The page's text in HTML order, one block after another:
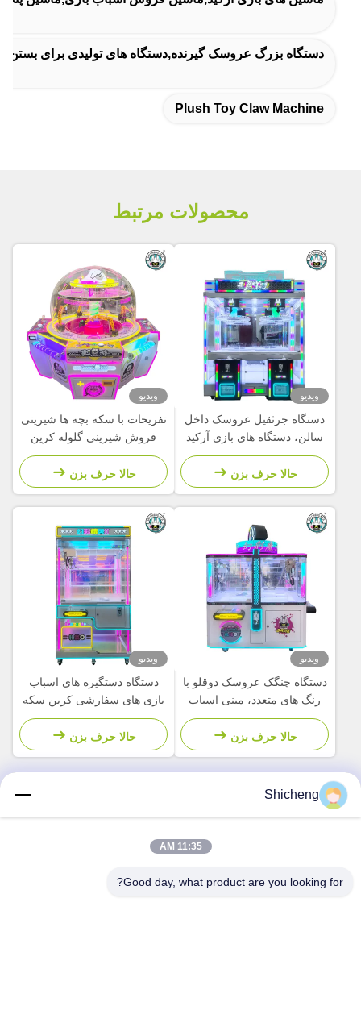
دستگاه بزرگ عروسک گیرنده,دستگاه های تولیدی برای
Plush Toy Claw Machine
محصولات مرتبط
ویدیو
دستگاه جرثقیل عروسک داخل
سالن، دستگاه های بازی آرکید
سکه ای، جرثقیل چنگکی
اسباب بازی کودکان
حالا حرف بزن
ویدیو
تفریحات با سکه بچه ها شیرینی
فروش شیرینی گلوله کرین
گرفتن شیرینی ماشین بازی
حالا حرف بزن
ویدیو
دستگاه چنگک عروسک دوقلو با
رنگ های متعدد، مینی اسباب
بازی، دستگاه جرثقیل چنگکی
حالا حرف بزن
ویدیو
دستگاه دستگیره های اسباب
بازی های سفارشی کرین سکه
ماشین بازی پارک سرگرمی
حالا حرف بزن
اتاق 101، شماره 13 جاده وسط ويمين، شهر نانکون. منطقه پانيو،
Shicheng
11:35 AM
Good day, what product are you looking for?